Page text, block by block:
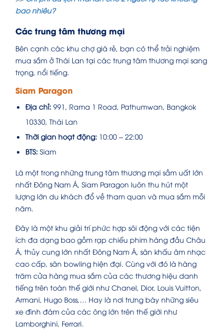
bao nhiêu?
Các trung tâm thương mại
Bên cạnh các khu chợ giá rẻ, bạn có thể trải nghiệm
mua sắm ở Thái Lan tại các trung tâm thương mại sang
trọng, nổi tiếng.
Siam Paragon
Địa chỉ: 991, Rama 1 Road, Pathumwan, Bangkok
10330, Thái Lan
Thời gian hoạt động: 10:00 – 22:00
BTS: Siam
Là một trong những trung tâm thương mại sầm uất lớn
nhất Đông Nam Á, Siam Paragon luôn thu hút một
lượng lớn du khách đổ về tham quan và mua sắm mỗi
năm.
Đây là một khu giải trí phức hợp sôi động với các tiện
ích đa dạng bao gồm rạp chiếu phim hàng đầu Châu
Á, thủy cung lớn nhất Đông Nam Á, sân khấu âm nhạc
cao cấp, sân bowling hiện đại. Cùng với đó là hàng
trăm cửa hàng mua sắm của các thương hiệu danh
tiếng trên toàn thế giới như Chanel, Dior, Louis Vuitton,
Armani, Hugo Boss,… Hay là nơi trưng bày những siêu
xe đình đám của các ông lớn trên thế giới như
Lamborghini, Ferrari.